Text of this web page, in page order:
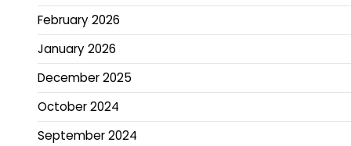
February 2026
January 2026
December 2025
October 2024
September 2024